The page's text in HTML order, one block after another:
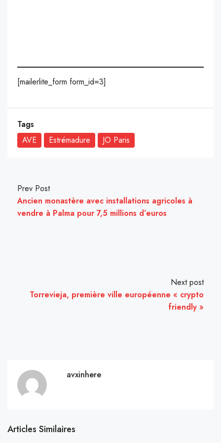
[mailerlite_form form_id=3]
Tags
AVE
Estrémadure JO Paris
Prev Post
Ancien monastère avec installations agricoles à
vendre à Palma pour 7,5 millions d’euros
Next post
Torrevieja, première ville européenne « crypto
friendly »
avxinhere
Articles Similaires